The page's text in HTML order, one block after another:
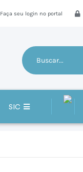
Faça seu login no portal
SIC